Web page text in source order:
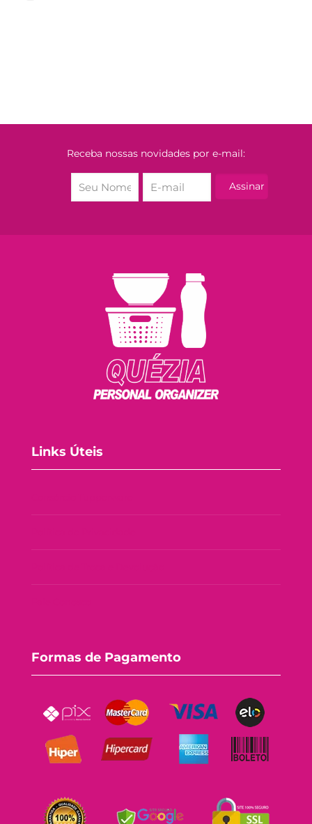
Receba nossas novidades por e-mail:
Links Úteis
Formas de Pagamento